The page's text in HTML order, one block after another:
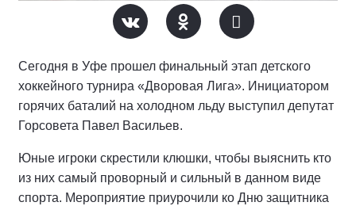
Сегодня в Уфе прошел финальный этап детского
хоккейного турнира «Дворовая Лига». Инициатором
горячих баталий на холодном льду выступил депутат
Горсовета Павел Васильев.
Юные игроки скрестили клюшки, чтобы выяснить кто
из них самый проворный и сильный в данном виде
спорта. Мероприятие приурочили ко Дню защитника